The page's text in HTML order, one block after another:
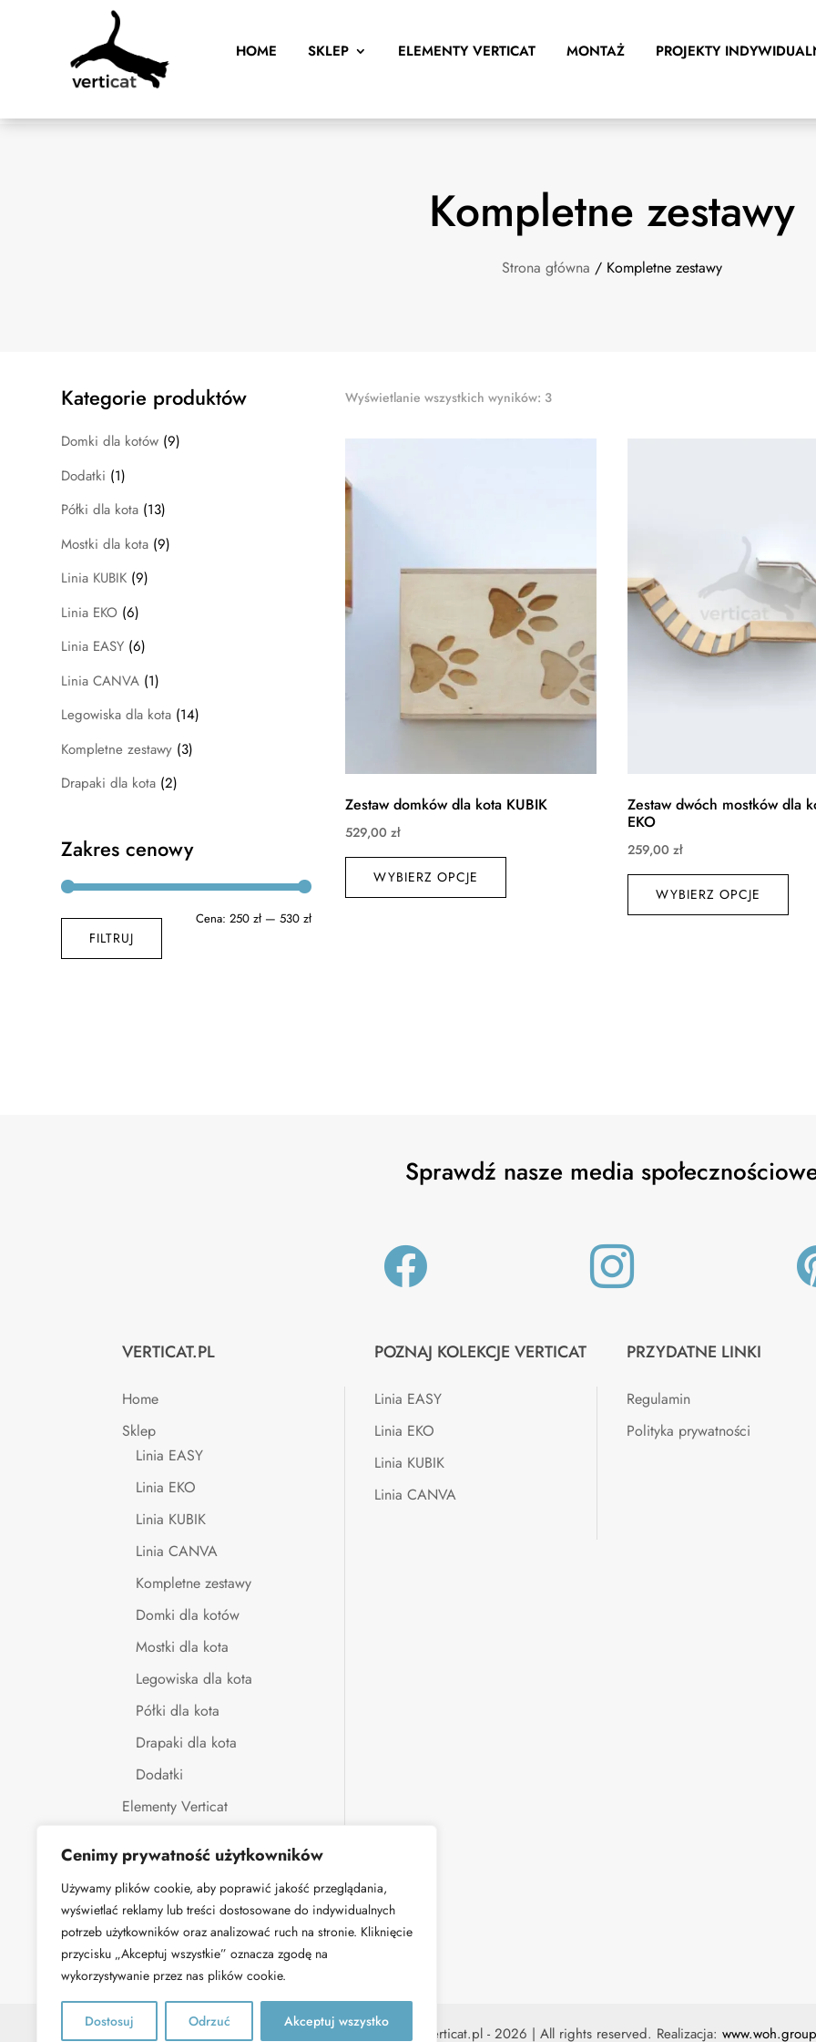
Cenimy prywatność użytkowników
Używamy plików cookie, aby poprawić jakość przeglądania,
wyświetlać reklamy lub treści dostosowane do indywidualnych
potrzeb użytkowników oraz analizować ruch na stronie. Kliknięcie
przycisku „Akceptuj wszystkie” oznacza zgodę na
wykorzystywanie przez nas plików cookie.
Dostosuj Odrzuć Akceptuj wszystko
HOME SKLEP ELEMENTY VERTICAT MONTAŻ PROJEKTY
Kompletne zestawy
Strona główna / Kompletne zestawy
Kategorie produktów
Domki dla kotów (9)
Dodatki (1)
Półki dla kota (13)
Mostki dla kota (9)
Linia KUBIK (9)
Linia EKO (6)
Linia EASY (6)
Linia CANVA (1)
Legowiska dla kota (14)
Kompletne zestawy (3)
Drapaki dla kota (2)
Zakres cenowy
Cena
Cena
FILTRUJ
Cena:250 zł—530 zł
Wyświetlanie wszystkich wyników: 3
Zestaw domków dla kota KUBIK
529,00 zł
WYBIERZ OPCJE
Ten
ma
Zestaw dwóch mostków dla
EKO
259,00 zł
WYBIERZ OPCJE
Ten
ma
Sprawdź nasze media
 
VERTICAT.PL
Home
Sklep
Linia EASY
Linia EKO
Linia KUBIK
Linia CANVA
Kompletne zestawy
Domki dla kotów
Mostki dla kota
Legowiska dla kota
Półki dla kota
Drapaki dla kota
Dodatki
Elementy Verticat
Projekty indywidualne
Kontakt
Blog
POZNAJ KOLEKCJE VERTICAT
Linia EASY
Linia EKO
Linia KUBIK
Linia CANVA
PRZYDATNE LINKI
Regulamin
Polityka prywatności
© Verticat.pl - 2026 | All rights reserved. Realizacja: www.woh.group